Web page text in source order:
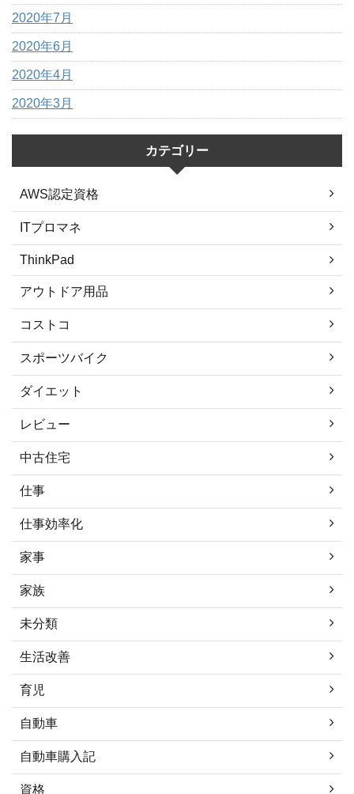
2020年7月
2020年6月
2020年4月
2020年3月
カテゴリー
AWS認定資格
ITプロマネ
ThinkPad
アウトドア用品
コストコ
スポーツバイク
ダイエット
レビュー
中古住宅
仕事
仕事効率化
家事
家族
未分類
生活改善
育児
自動車
自動車購入記
資格